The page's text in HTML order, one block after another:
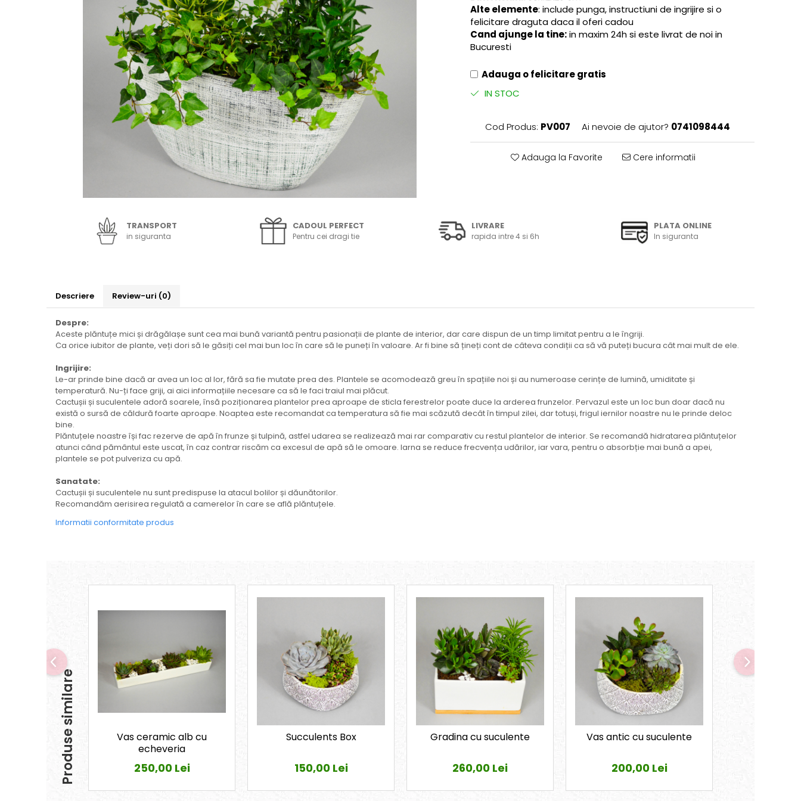
Alte elemente: include punga, instructiuni de ingrijire si o
felicitare draguta daca il oferi cadou
Cand ajunge la tine:in maxim 24h si este livrat de noi in
Bucuresti
Adauga o felicitare gratis
IN STOC
Cod Produs: PV007 Ai nevoie de ajutor? 0741098444
Adauga la Favorite Cere informatii
TRANSPORT
in siguranta
CADOUL PERFECT
Pentru cei dragi tie
LIVRARE
rapida intre 4 si 6h
PLATA ONLINE
In siguranta
Descriere Review-uri (0)
Despre:
Aceste plăntuțe mici și drăgălașe sunt cea mai bună variantă pentru pasionații de plante de interior, dar care dispun de un timp limitat pentru a le îngriji.
Ca orice iubitor de plante, veți dori să le găsiți cel mai bun loc în care să le puneți în valoare. Ar fi bine să țineți cont de câteva condiții ca să vă puteți bucura cât mai mult de ele.
Ingrijire:
Le-ar prinde bine dacă ar avea un loc al lor, fără sa fie mutate prea des. Plantele se acomodează greu în spațiile noi și au numeroase cerințe de lumină, umiditate și
temperatură. Nu-ți face griji, ai aici informațiile necesare ca să le faci traiul mai plăcut.
Cactușii și suculentele adoră soarele, însă poziționarea plantelor prea aproape de sticla ferestrelor poate duce la arderea frunzelor. Pervazul este un loc bun doar dacă nu
există o sursă de căldură foarte aproape. Noaptea este recomandat ca temperatura să fie mai scăzută decât în timpul zilei, dar totuși, frigul iernilor noastre nu le prinde deloc
bine.
Plăntuțele noastre își fac rezerve de apă în frunze și tulpină, astfel udarea se realizează mai rar comparativ cu restul plantelor de interior. Se recomandă hidratarea plăntuțelor
atunci când pământul este uscat, în caz contrar riscăm ca excesul de apă să le omoare. Iarna se reduce frecvența udărilor, iar vara, pentru o absorbție mai bună a apei,
plantele se pot pulveriza cu apă.
Sanatate:
Cactușii și suculentele nu sunt predispuse la atacul bolilor și dăunătorilor.
Recomandăm aerisirea regulată a camerelor în care se află plăntuțele.
Informatii conformitate produs
Produse similare
Vas ceramic alb cu
echeveria
250,00 Lei
Succulents Box
150,00 Lei
Gradina cu suculente
260,00 Lei
Vas antic cu suculente
200,00 Lei